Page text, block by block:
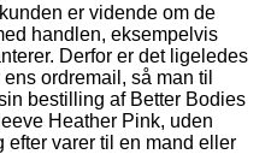
er vidende om de
handlen, eksempelvis
Derfor er det ligeledes
ordremail, så man til
bestilling af Better Bodies
Heather Pink, uden
efter varer til en mand eller